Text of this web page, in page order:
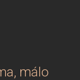
málo